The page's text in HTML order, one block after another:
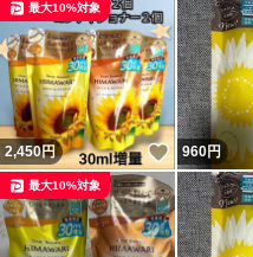
2,450円 いいね！
最大10%対象
960円
最大10%対象